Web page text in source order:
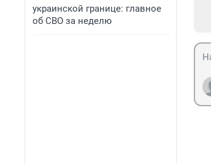
украинской границе: главное
об СВО за неделю